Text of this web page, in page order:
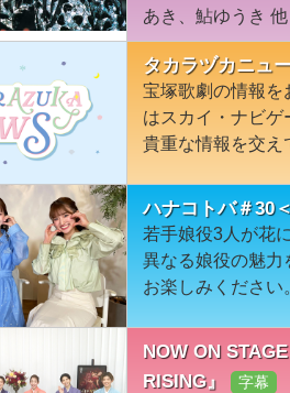
あき、鮎ゆうき 他
タカラヅカニュ
宝塚歌劇の情報を
はスカイ・ナビ
貴重な情報を交え
ハナコトバ＃30
若手娘役3人が花
異なる娘役の魅力
お楽しみください
NOW ON
RISING』
字幕